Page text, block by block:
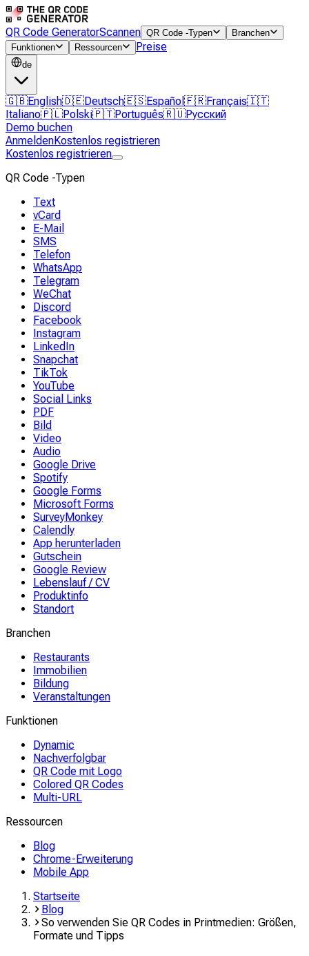
QR Code GeneratorScannen QR Code -Typen
Branchen
Funktionen
Ressourcen Preise
de
🇬🇧English🇩🇪Deutsch🇪🇸Español 🇫🇷Français🇮🇹
Italiano🇵🇱Polski🇵🇹Português🇷🇺Русский
Demo buchen
AnmeldenKostenlos registrieren
Kostenlos registrieren
QR Code -Typen
Text
vCard
E-Mail
SMS
Telefon
WhatsApp
Telegram
WeChat
Discord
Facebook
Instagram
LinkedIn
Snapchat
TikTok
YouTube
Social Links
PDF
Bild
Video
Audio
Google Drive
Spotify
Google Forms
Microsoft Forms
SurveyMonkey
Calendly
App herunterladen
Gutschein
Google Review
Lebenslauf / CV
Produktinfo
Standort
Branchen
Restaurants
Immobilien
Bildung
Veranstaltungen
Funktionen
Dynamic
Nachverfolgbar
QR Code mit Logo
Colored QR Codes
Multi-URL
Ressourcen
Blog
Chrome-Erweiterung
Mobile App
Startseite
Blog
So verwenden Sie QR Codes in Printmedien: Größen,
Formate und Tipps